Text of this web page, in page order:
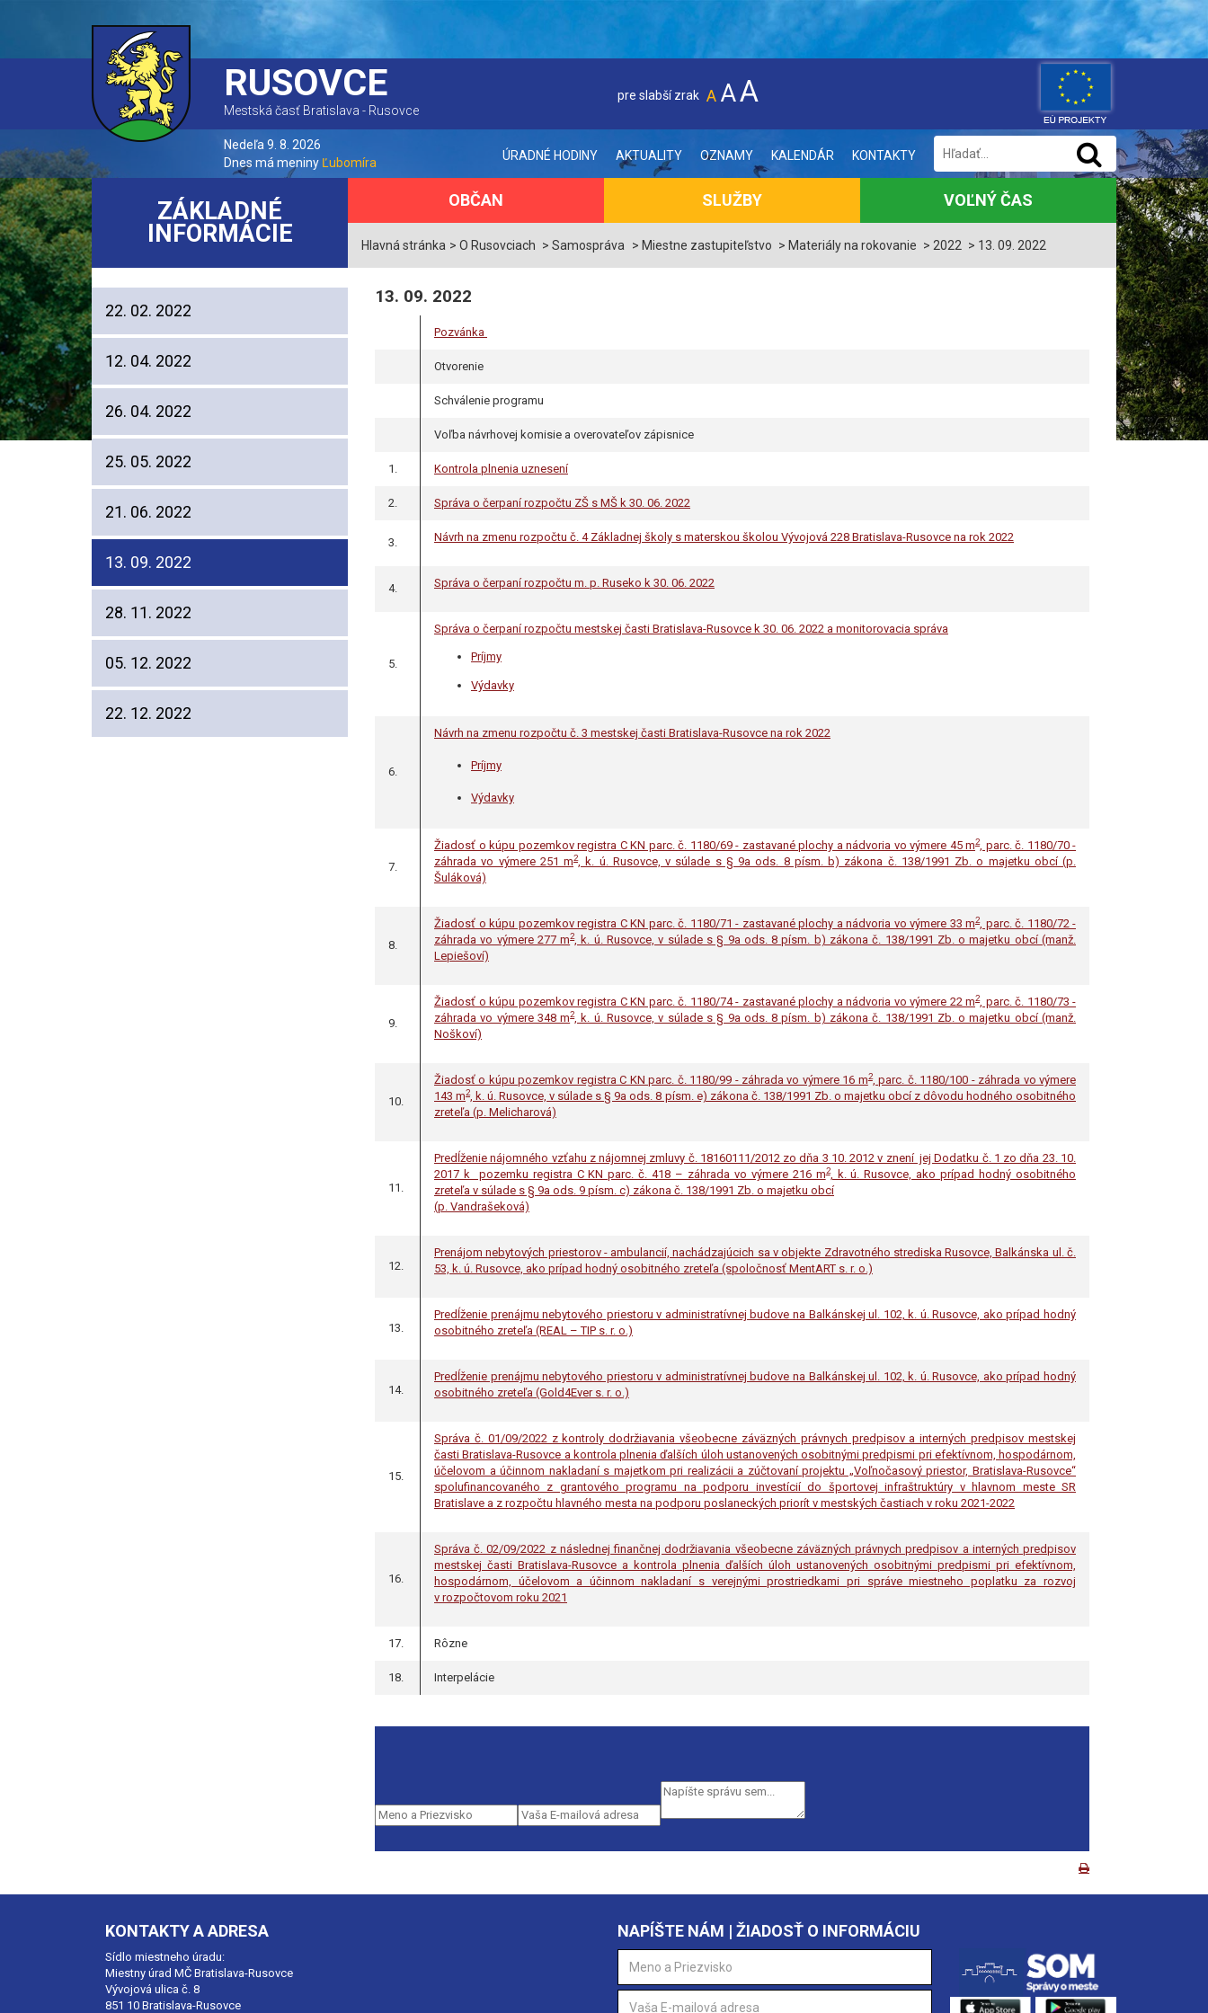
RUSOVCE
Mestská časť Bratislava - Rusovce
pre slabší zrak A AA
Nedeľa 9. 8. 2026
Dnes má meniny Ľubomíra ÚRADNÉ HODINY AKTUALITY OZNAMY KALENDÁR KONTAKTY
ZÁKLADNÉ
INFORMÁCIE
22. 02. 2022
12. 04. 2022
26. 04. 2022
25. 05. 2022
21. 06. 2022
13. 09. 2022
28. 11. 2022
05. 12. 2022
22. 12. 2022
OBČAN SLUŽBY VOĽNÝ ČAS
Hlavná stránka O Rusovciach Samospráva Miestne zastupiteľstvo Materiály na rokovanie 2022 13. 09. 2022
13. 09. 2022
Pozvánka
Otvorenie
Schválenie programu
Voľba návrhovej komisie a overovateľov zápisnice
1. Kontrola plnenia uznesení
2. Správa o čerpaní rozpočtu ZŠ s MŠ k 30. 06. 2022
3. Návrh na zmenu rozpočtu č. 4 Základnej školy s materskou školou Vývojová 228 Bratislava-Rusovce na rok 2022
4. Správa o čerpaní rozpočtu m. p. Ruseko k 30. 06. 2022
5.
Správa o čerpaní rozpočtu mestskej časti Bratislava-Rusovce k 30. 06. 2022 a monitorovacia správa
Príjmy
Výdavky
6.
Návrh na zmenu rozpočtu č. 3 mestskej časti Bratislava-Rusovce na rok 2022
Príjmy
Výdavky
7.
Žiadosť o kúpu pozemkov registra C KN parc. č. 1180/69 - zastavané plochy a nádvoria vo výmere 45 m2, parc. č. 1180/70 -
záhrada vo výmere 251 m2, k. ú. Rusovce, v súlade s § 9a ods. 8 písm. b) zákona č. 138/1991 Zb. o majetku obcí (p.
Šuláková)
8.
Žiadosť o kúpu pozemkov registra C KN parc. č. 1180/71 - zastavané plochy a nádvoria vo výmere 33 m2, parc. č. 1180/72 -
záhrada vo výmere 277 m2, k. ú. Rusovce, v súlade s § 9a ods. 8 písm. b) zákona č. 138/1991 Zb. o majetku obcí (manž.
Lepiešoví)
9.
Žiadosť o kúpu pozemkov registra C KN parc. č. 1180/74 - zastavané plochy a nádvoria vo výmere 22 m2, parc. č. 1180/73 -
záhrada vo výmere 348 m2, k. ú. Rusovce, v súlade s § 9a ods. 8 písm. b) zákona č. 138/1991 Zb. o majetku obcí (manž.
Noškoví)
10.
Žiadosť o kúpu pozemkov registra C KN parc. č. 1180/99 - záhrada vo výmere 16 m2, parc. č. 1180/100 - záhrada vo výmere
143 m2, k. ú. Rusovce, v súlade s § 9a ods. 8 písm. e) zákona č. 138/1991 Zb. o majetku obcí z dôvodu hodného osobitného
zreteľa (p. Melicharová)
11.
Predĺženie nájomného vzťahu z nájomnej zmluvy č. 18160111/2012 zo dňa 3 10. 2012 v znení jej Dodatku č. 1 zo dňa 23. 10.
2017 k pozemku registra C KN parc. č. 418 – záhrada vo výmere 216 m2, k. ú. Rusovce, ako prípad hodný osobitného
zreteľa v súlade s § 9a ods. 9 písm. c) zákona č. 138/1991 Zb. o majetku obcí
(p. Vandrašeková)
12.
Prenájom nebytových priestorov - ambulancií, nachádzajúcich sa v objekte Zdravotného strediska Rusovce, Balkánska ul. č.
53, k. ú. Rusovce, ako prípad hodný osobitného zreteľa (spoločnosť MentART s. r. o.)
13.
Predĺženie prenájmu nebytového priestoru v administratívnej budove na Balkánskej ul. 102, k. ú. Rusovce, ako prípad hodný
osobitného zreteľa (REAL – TIP s. r. o.)
14.
Predĺženie prenájmu nebytového priestoru v administratívnej budove na Balkánskej ul. 102, k. ú. Rusovce, ako prípad hodný
osobitného zreteľa (Gold4Ever s. r. o.)
15.
Správa č. 01/09/2022 z kontroly dodržiavania všeobecne záväzných právnych predpisov a interných predpisov mestskej
časti Bratislava-Rusovce a kontrola plnenia ďalších úloh ustanovených osobitnými predpismi pri efektívnom, hospodárnom,
účelovom a účinnom nakladaní s majetkom pri realizácii a zúčtovaní projektu „Voľnočasový priestor, Bratislava-Rusovce“
spolufinancovaného z grantového programu na podporu investícií do športovej infraštruktúry v hlavnom meste SR
Bratislave a z rozpočtu hlavného mesta na podporu poslaneckých priorít v mestských častiach v roku 2021-2022
16.
Správa č. 02/09/2022 z následnej finančnej dodržiavania všeobecne záväzných právnych predpisov a interných predpisov
mestskej časti Bratislava-Rusovce a kontrola plnenia ďalších úloh ustanovených osobitnými predpismi pri efektívnom,
hospodárnom, účelovom a účinnom nakladaní s verejnými prostriedkami pri správe miestneho poplatku za rozvoj
v rozpočtovom roku 2021
17. Rôzne
18. Interpelácie
KONTAKTY A ADRESA
Sídlo miestneho úradu:
Miestny úrad MČ Bratislava-Rusovce
Vývojová ulica č. 8
851 10 Bratislava-Rusovce
NAPÍŠTE NÁM | ŽIADOSŤ O INFORMÁCIU